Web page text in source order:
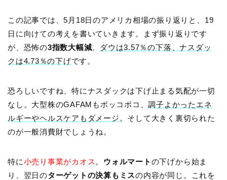
この記事では、5月18日のアメリカ相場の振り返りと、19
日に向けての考えを書いていきます。まず振り返りです
が、恐怖の3指数大幅減。
ダウは3.57％の下落、ナスダッ
クは4.73％の下げです。
恐ろしいですね、特にナスダックは下げ止まる気配が一切
なし。大型株のGAFAMもボッコボコ、調子よかったエネ
ルギーやヘルスケアもダメージ 。そして大きく裏切られた
のが一般消費財でしょうね。
特に小売り事業がカオス 。 ウォルマート の下げから始ま
り、翌日のターゲットの決算もミスの内容が同じ。これを